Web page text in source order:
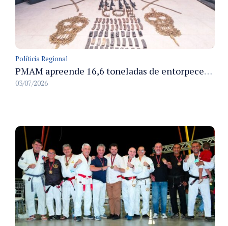
Políticia Regional
PMAM apreende 16,6 toneladas de entorpecentes e registra aumento nas prisões em flagrante e nas capturas de foragidos no primeiro semestre de 2026
03/07/2026